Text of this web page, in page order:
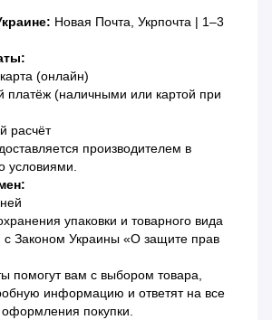
Новая Почта, Укрпочта | 1–3
(онлайн)
(наличными или картой при
расчёт
производителем в
условиями.
упаковки и товарного вида
с Законом Украины «О защите прав
помогут вам с выбором товара,
информацию и ответят на все
покупки.